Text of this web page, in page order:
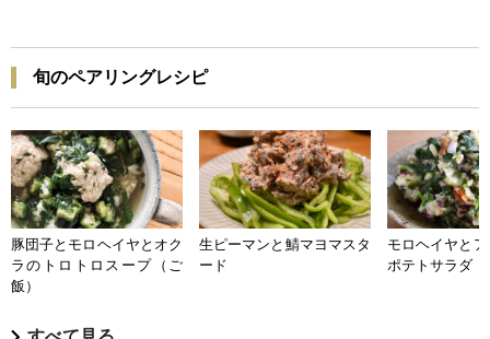
旬のペアリングレシピ
豚団子とモロヘイヤとオク
ラのトロトロスープ（ご
飯）
生ピーマンと鯖マヨマスタ
ード
モロヘイヤと
ポテトサラダ